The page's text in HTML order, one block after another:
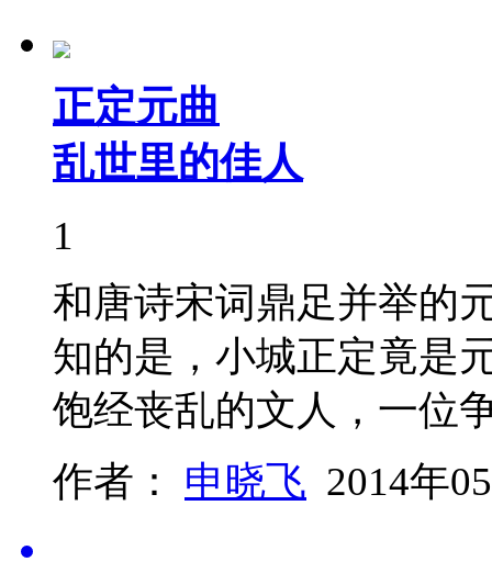
正定元曲
乱世里的佳人
1
和唐诗宋词鼎足并举的
知的是，小城正定竟是
饱经丧乱的文人，一
作者： 申晓飞 2014年